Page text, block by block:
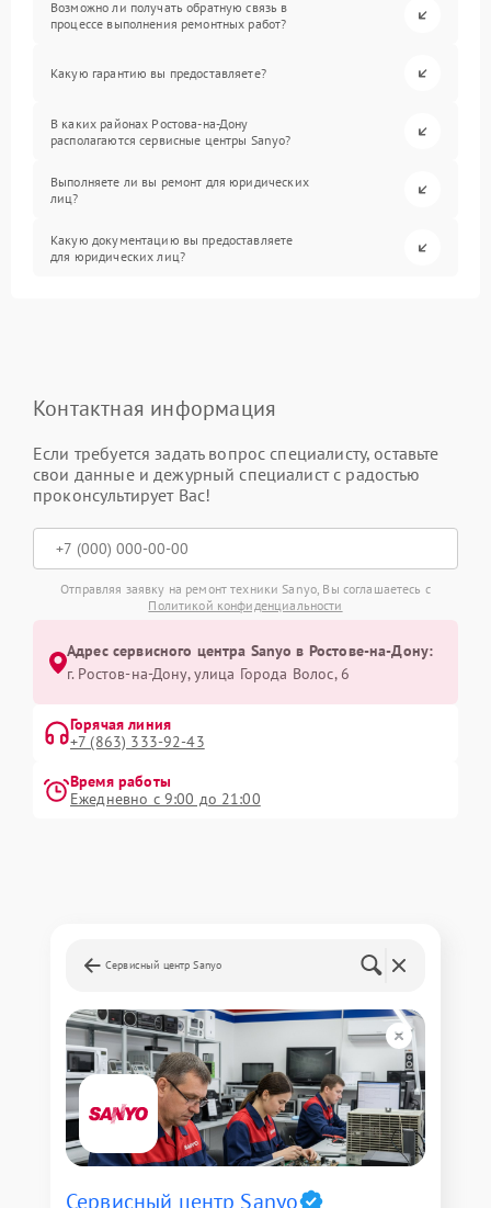
Возможно ли получать обратную связь в
процессе выполнения ремонтных работ?
Какую гарантию вы предоставляете?
В каких районах Ростова-на-Дону
располагаются сервисные центры Sanyo?
Выполняете ли вы ремонт для юридических
лиц?
Какую документацию вы предоставляете
для юридических лиц?
Контактная информация
Если требуется задать вопрос специалисту, оставьте
свои данные и дежурный специалист с радостью
проконсультирует Вас!
Отправляя заявку на ремонт техники Sanyo, Вы соглашаетесь с
Политикой конфиденциальности
Адрес сервисного центра Sanyo в Ростове-на-Дону:
г. Ростов-на-Дону, улица Города Волос, 6
Горячая линия
+7 (863) 333-92-43
Время работы
Ежедневно с 9:00 до 21:00
Сервисный центр Sanyo
Сервисный центр Sanyo